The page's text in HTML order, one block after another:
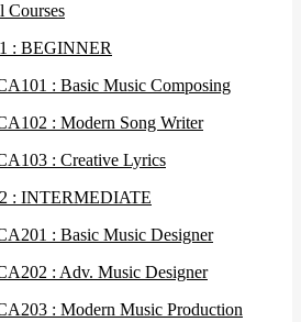
Courses
: BEGINNER
: Basic Music Composing
: Modern Song Writer
: Creative Lyrics
: INTERMEDIATE
: Basic Music Designer
: Adv. Music Designer
: Modern Music Production